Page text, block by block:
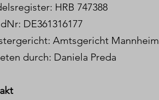
HRB 747388
DE361316177
Amtsgericht Mannheim
durch: Daniela Preda